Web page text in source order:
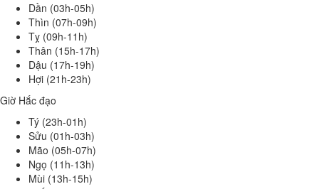
Dần (03h-05h)
Thìn (07h-09h)
Tỵ (09h-11h)
Thân (15h-17h)
Dậu (17h-19h)
Hợi (21h-23h)
Giờ Hắc đạo
Tý (23h-01h)
Sửu (01h-03h)
Mão (05h-07h)
Ngọ (11h-13h)
Mùi (13h-15h)